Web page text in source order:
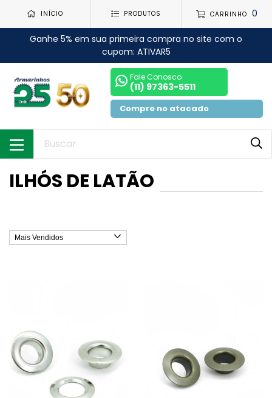
INÍCIO PRODUTOS CARRINHO 0
Ganhe 5% em sua primeira compra no site com o
cupom: ATIVAR5
Fale Conosco
(11) 97363-5511
Compre no atacado
ILHÓS DE LATÃO